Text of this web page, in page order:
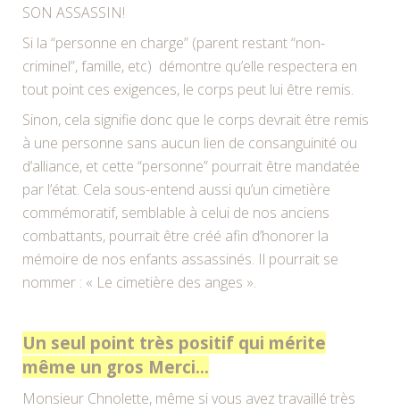
SON ASSASSIN!
Si la “personne en charge” (parent restant “non-
criminel”, famille, etc) démontre qu’elle respectera en
tout point ces exigences, le corps peut lui être remis.
Sinon, cela signifie donc que le corps devrait être remis
à une personne sans aucun lien de consanguinité ou
d’alliance, et cette “personne” pourrait être mandatée
par l’état. Cela sous-entend aussi qu’un cimetière
commémoratif, semblable à celui de nos anciens
combattants, pourrait être créé afin d’honorer la
mémoire de nos enfants assassinés. Il pourrait se
nommer : « Le cimetière des anges ».
Un seul point très positif qui mérite
même un gros Merci…
Monsieur Chnolette, même si vous avez travaillé très